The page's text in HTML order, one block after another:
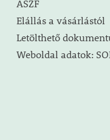
ASZF
Elállás a vásárlástól
Letölthető
Weboldal adatok: